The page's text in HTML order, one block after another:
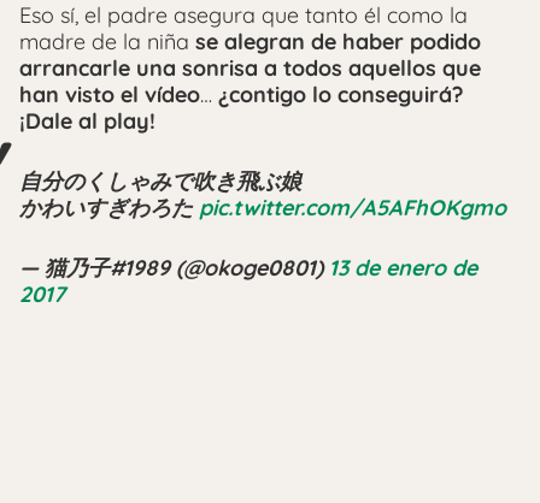
Eso sí, el padre asegura que tanto él como la
madre de la niña se alegran de haber podido
arrancarle una sonrisa a todos aquellos que
han visto el vídeo… ¿contigo lo conseguirá?
¡Dale al play!
自分のくしゃみで吹き飛ぶ娘
かわいすぎわろた pic.twitter.com/A5AFhOKgmo
— 猫乃子#1989 (@okoge0801) 13 de enero de
2017